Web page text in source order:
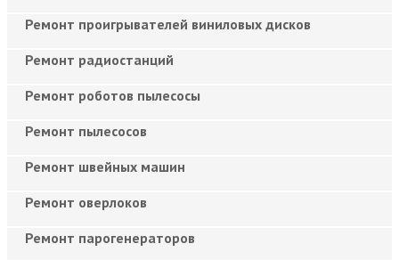
Ремонт проигрывателей виниловых дисков
Ремонт радиостанций
Ремонт роботов пылесосы
Ремонт пылесосов
Ремонт швейных машин
Ремонт оверлоков
Ремонт парогенераторов